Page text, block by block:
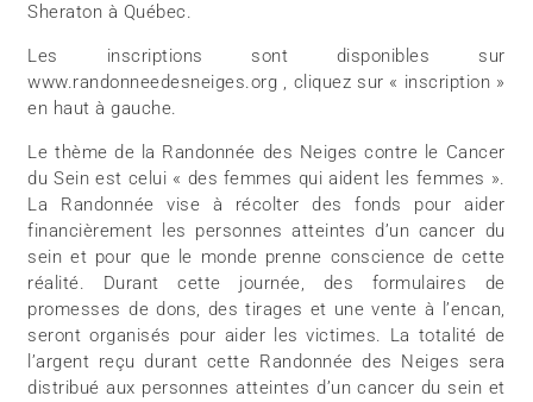
Sheraton à Québec.
Les inscriptions sont disponibles sur
www.randonneedesneiges.org , cliquez sur « inscription »
en haut à gauche.
Le thème de la Randonnée des Neiges contre le Cancer
du Sein est celui « des femmes qui aident les femmes ».
La Randonnée vise à récolter des fonds pour aider
financièrement les personnes atteintes d’un cancer du
sein et pour que le monde prenne conscience de cette
réalité. Durant cette journée, des formulaires de
promesses de dons, des tirages et une vente à l’encan,
seront organisés pour aider les victimes. La totalité de
l’argent reçu durant cette Randonnée des Neiges sera
distribué aux personnes atteintes d’un cancer du sein et